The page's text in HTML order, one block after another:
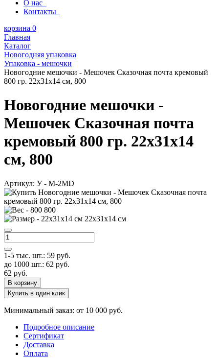
О нас
Контакты
корзина 0
Главная
Каталог
Новогодняя упаковка
Упаковка - мешочки
Новогодние мешочки - Мешочек Сказочная почта кремовый
800 гр. 22х31х14 см, 800
Новогодние мешочки -
Мешочек Сказочная почта
кремовый 800 гр. 22х31х14
см, 800
Артикул: У - M-2MD
800
22х31х14 см
1-5 тыс. шт.: 59 руб.
до 1000 шт.: 62 руб.
62 руб.
В корзину
Купить в один клик
Минимальный заказ: от 10 000 руб.
Подробное описание
Сертификат
Доставка
Оплата